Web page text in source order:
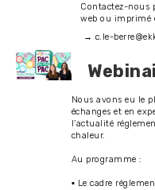
Contactez-nous
web ou imprimé
→ c.le-
Nous avons eu le
échanges et en
l’actualité
chaleur.
Au programme :
▪️ Le cadre